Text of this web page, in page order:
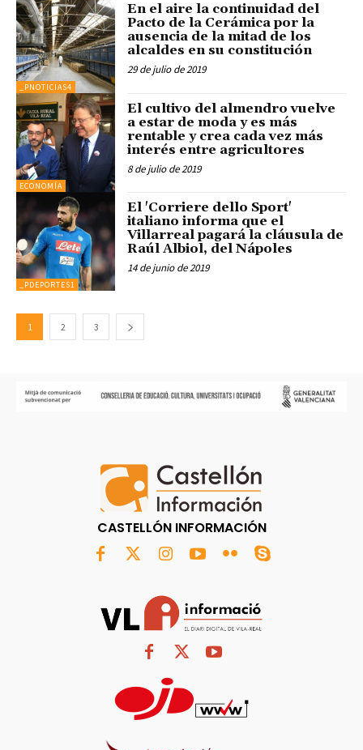
_PNOTICIAS4
En el aire la continuidad del
Pacto de la Cerámica por la
ausencia de la mitad de los
alcaldes en su constitución
29 de julio de 2019
ECONOMÍA
El cultivo del almendro vuelve
a estar de moda y es más
rentable y crea cada vez más
interés entre agricultores
8 de julio de 2019
_PDEPORTES1
El 'Corriere dello Sport'
italiano informa que el
Villarreal pagará la cláusula de
Raúl Albiol, del Nápoles
14 de junio de 2019
1 2 3
CASTELLÓN INFORMACIÓN